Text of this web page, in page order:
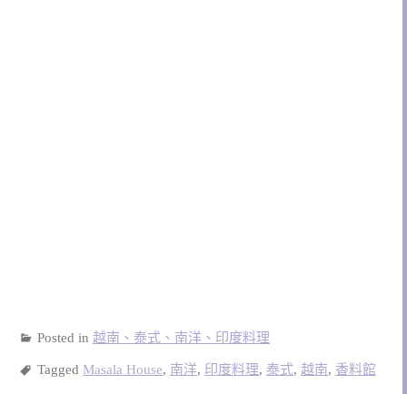
Posted in 越南、泰式、南洋、印度料理
Tagged Masala House, 南洋, 印度料理, 泰式, 越南, 香料館